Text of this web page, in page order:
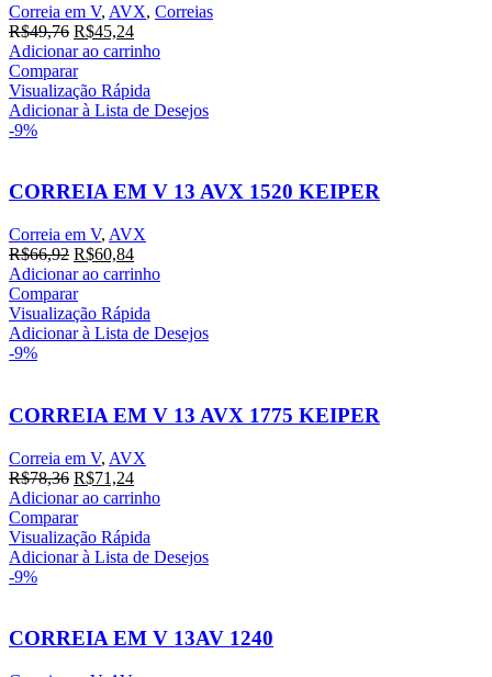
Correia em V, AVX, Correias
R$49,76 O
preço
original
era:
R$49,76.
R$45,24O
preço
é:
R$45,24.
Adicionar ao carrinho
Comparar
Visualização Rápida
Adicionar à Lista de Desejos
-9%
CORREIA EM V 13 AVX 1520 KEIPER
Correia em V, AVX
R$66,92 O
preço
original
era:
R$66,92.
R$60,84O
preço
é:
R$60,84.
Adicionar ao carrinho
Comparar
Visualização Rápida
Adicionar à Lista de Desejos
-9%
CORREIA EM V 13 AVX 1775 KEIPER
Correia em V, AVX
R$78,36 O
preço
original
era:
R$78,36.
R$71,24O
preço
é:
R$71,24.
Adicionar ao carrinho
Comparar
Visualização Rápida
Adicionar à Lista de Desejos
-9%
CORREIA EM V 13AV 1240